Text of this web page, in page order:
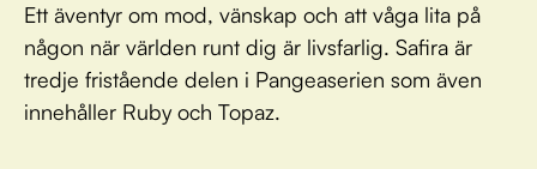
Ett äventyr om mod, vänskap och att våga lita på
någon när världen runt dig är livsfarlig. Safira är
tredje fristående delen i Pangeaserien som även
innehåller Ruby och Topaz.